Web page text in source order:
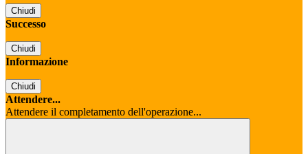
Chiudi
Successo
Chiudi
Informazione
Chiudi
Attendere...
Attendere il completamento dell'operazione...